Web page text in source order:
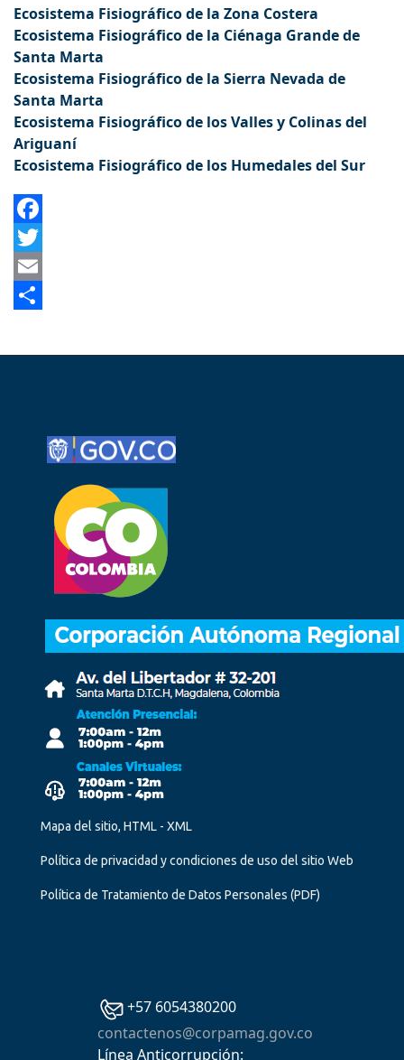
Ecosistema Fisiográfico de la Zona Costera
Ecosistema Fisiográfico de la Ciénaga Grande de
Santa Marta
Ecosistema Fisiográfico de la Sierra Nevada de
Santa Marta
Ecosistema Fisiográfico de los Valles y Colinas del
Ariguaní
Ecosistema Fisiográfico de los Humedales del Sur
Facebook
Twitter
Email
Mapa del sitio, HTML - XML
Política de privacidad y condiciones de uso del sitio Web
Política de Tratamiento de Datos Personales (PDF)
+57 6054380200
contactenos@corpamag.gov.co
Línea Anticorrupción: